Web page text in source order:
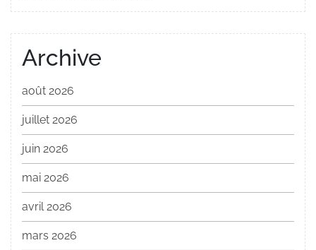
Archive
août 2026
juillet 2026
juin 2026
mai 2026
avril 2026
mars 2026